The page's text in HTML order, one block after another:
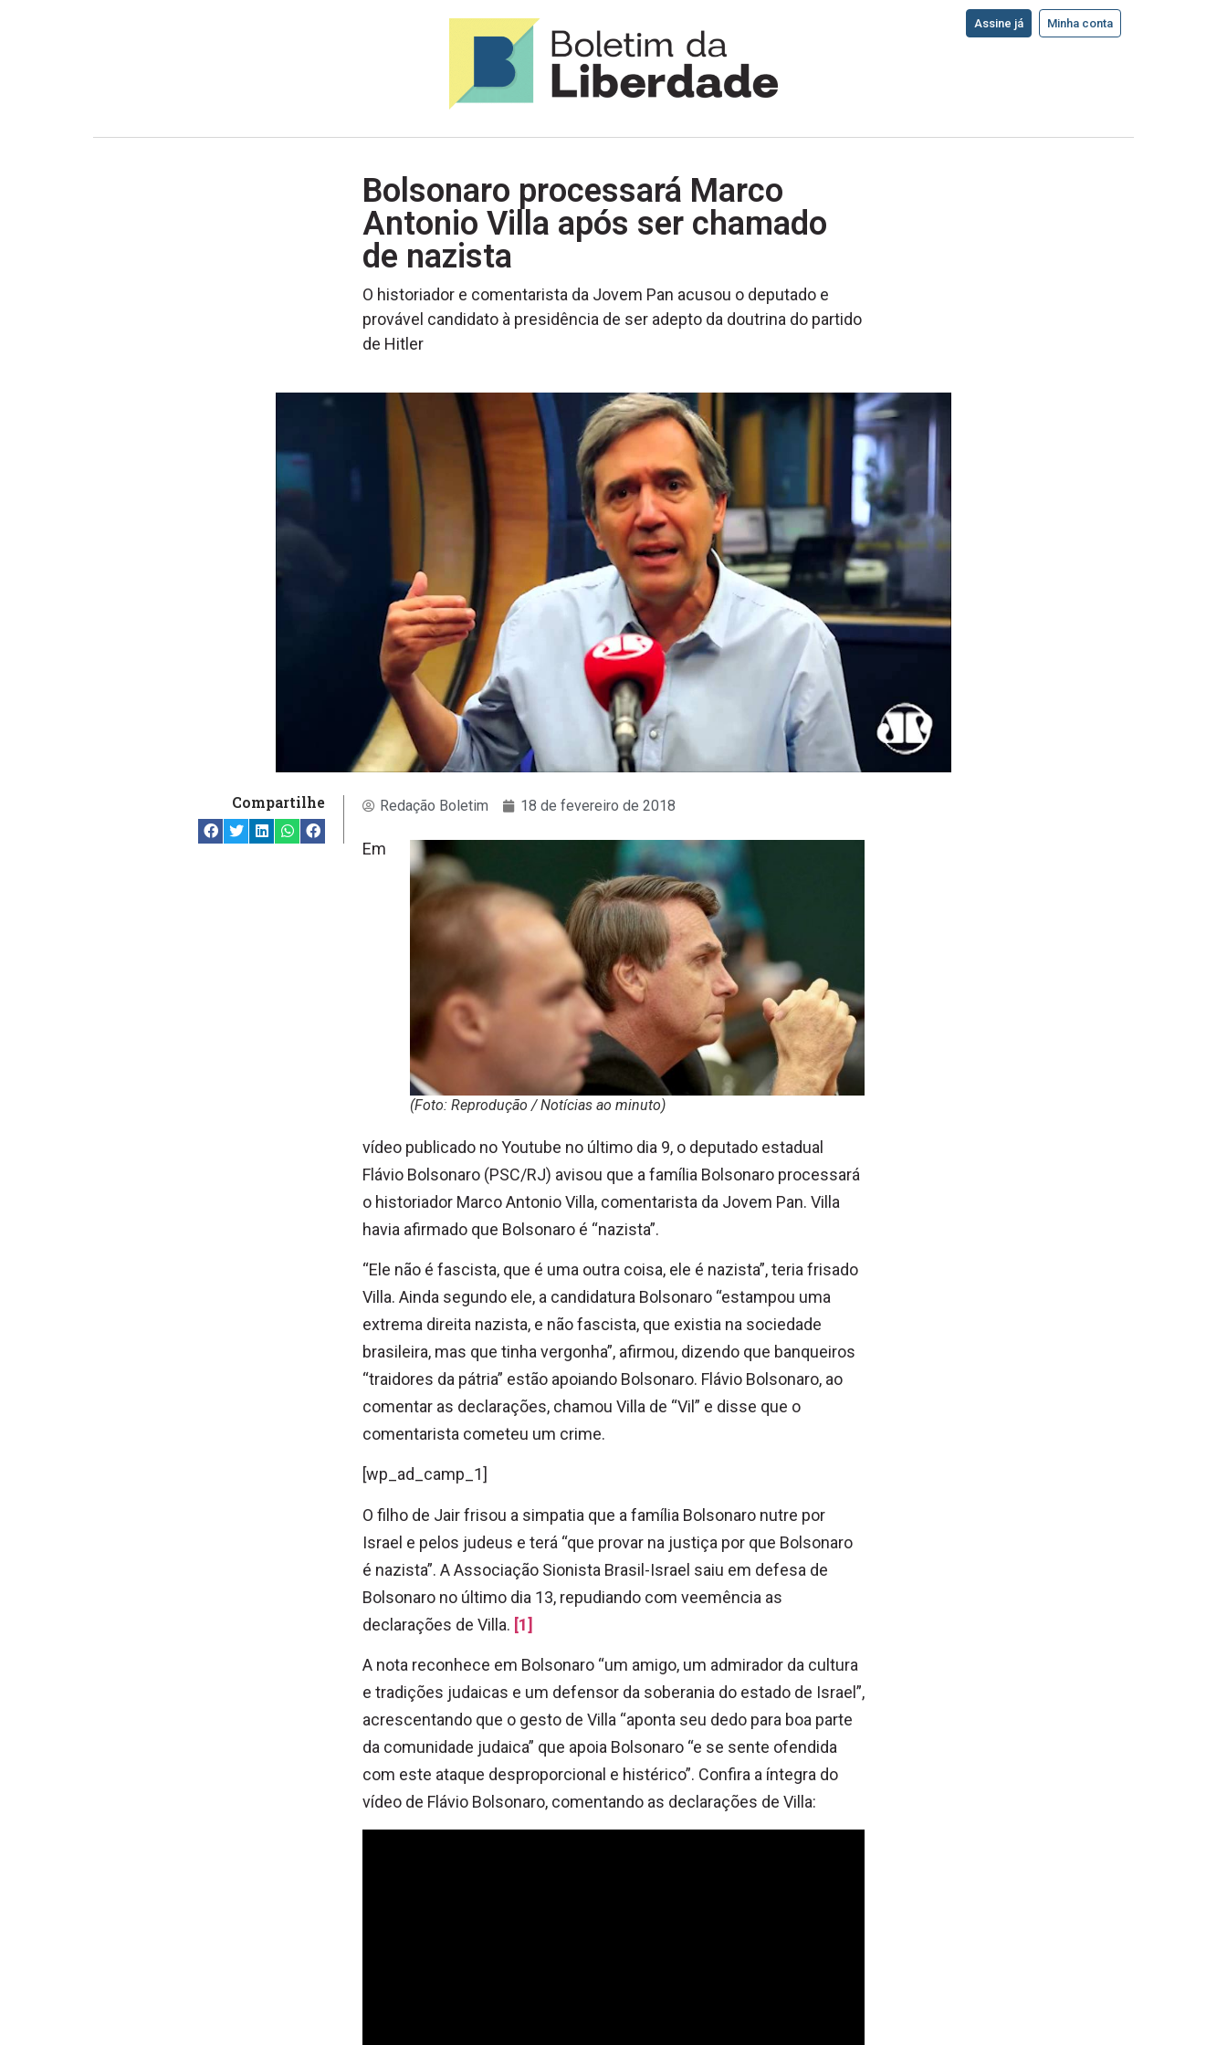
Assine já Minha conta
Bolsonaro processará Marco
Antonio Villa após ser chamado
de nazista
O historiador e comentarista da Jovem Pan acusou o deputado e
provável candidato à presidência de ser adepto da doutrina do partido
de Hitler
Compartilhe Redação Boletim 18 de fevereiro de 2018
(Foto: Reprodução / Notícias ao minuto)
Em
vídeo publicado no Youtube no último dia 9, o deputado estadual
Flávio Bolsonaro (PSC/RJ) avisou que a família Bolsonaro processará
o historiador Marco Antonio Villa, comentarista da Jovem Pan. Villa
havia afirmado que Bolsonaro é “nazista”.
“Ele não é fascista, que é uma outra coisa, ele é nazista”, teria frisado
Villa. Ainda segundo ele, a candidatura Bolsonaro “estampou uma
extrema direita nazista, e não fascista, que existia na sociedade
brasileira, mas que tinha vergonha”, afirmou, dizendo que banqueiros
“traidores da pátria” estão apoiando Bolsonaro. Flávio Bolsonaro, ao
comentar as declarações, chamou Villa de “Vil” e disse que o
comentarista cometeu um crime.
[wp_ad_camp_1]
O filho de Jair frisou a simpatia que a família Bolsonaro nutre por
Israel e pelos judeus e terá “que provar na justiça por que Bolsonaro
é nazista”. A Associação Sionista Brasil-Israel saiu em defesa de
Bolsonaro no último dia 13, repudiando com veemência as
declarações de Villa. [1]
A nota reconhece em Bolsonaro “um amigo, um admirador da cultura
e tradições judaicas e um defensor da soberania do estado de Israel”,
acrescentando que o gesto de Villa “aponta seu dedo para boa parte
da comunidade judaica” que apoia Bolsonaro “e se sente ofendida
com este ataque desproporcional e histérico”. Confira a íntegra do
vídeo de Flávio Bolsonaro, comentando as declarações de Villa: